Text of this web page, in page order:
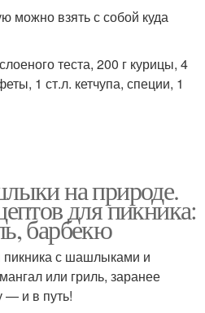
можно взять с собой куда
теста, 200 г курицы, 4
1 ст.л. кетчупа, специи, 1
на природе.
для пикника:
барбекю
с шашлыками и
или гриль, заранее
— и в путь!